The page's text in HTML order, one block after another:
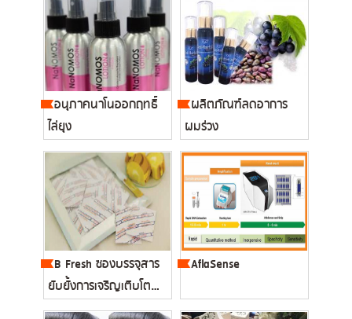
อนุภาคนาโนออกฤทธิ์
ไล่ยุง
ผลิตภัณฑ์ลดอาการ
ผมร่วง
B Fresh ซองบรรจุสาร
ยับยั้งการเจริญเติบโต
ของเช...
AflaSense